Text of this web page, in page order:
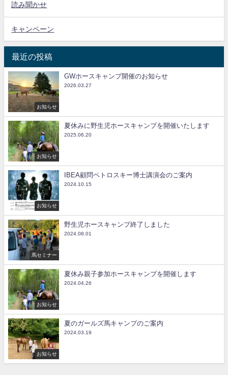
読み聞かせ
キャンペーン
最近の投稿
お知らせ
GWホースキャンプ開催のお知らせ
2026.03.27
お知らせ
夏休みに野生児ホースキャンプを開催いたします
2025.06.20
お知らせ
IBEA顧問ペトロスキー博士講演会のご案内
2024.10.15
馬セミナー
野生児ホースキャンプ終了しました
2024.08.01
お知らせ
夏休み親子参加ホースキャンプを開催します
2024.04.26
お知らせ
夏のガールズ馬キャンプのご案内
2024.03.19